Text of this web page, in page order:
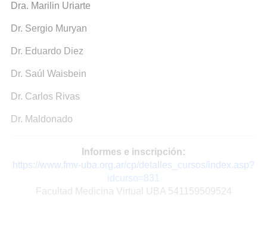
Dra. Marilin Uriarte
Dr. Sergio Muryan
Dr. Eduardo Diez
Dr. Saúl Waisbein
Dr. Carlos Rivas
Dr. Maldonado
Informes e inscripción:
https://www.fmv-uba.org.ar/cp/detalles_cursos/index.asp?
idcurso=831
Facultad Medicina Virtual UBA 541159509524